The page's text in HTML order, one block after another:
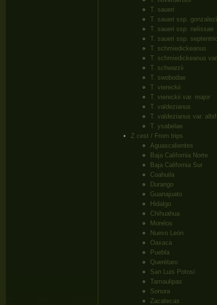
T. saueri
T. saueri ssp.
T. saueri ssp. nelissae
T. saueri ssp.
T. schmiedickeanus
T. schmiedickeanus
T. schwarzii
T. swobodae
T. viereckii
T. viereckii var. major
T. valdezianus
T. valdezianus var.
T. ysabelae
Z cest / From trips
Aguascalientes
Baja California Norte
Baja California Sur
Coahuila
Durango
Guanajuato
Hidalgo
Chihuahua
Morelos
Nuevo León
Oaxaca
Puebla
Querétaro
San Luis Potosí
Tamaulipas
Sonora
Zacatecas